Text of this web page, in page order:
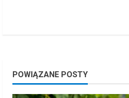
POWIĄZANE POSTY